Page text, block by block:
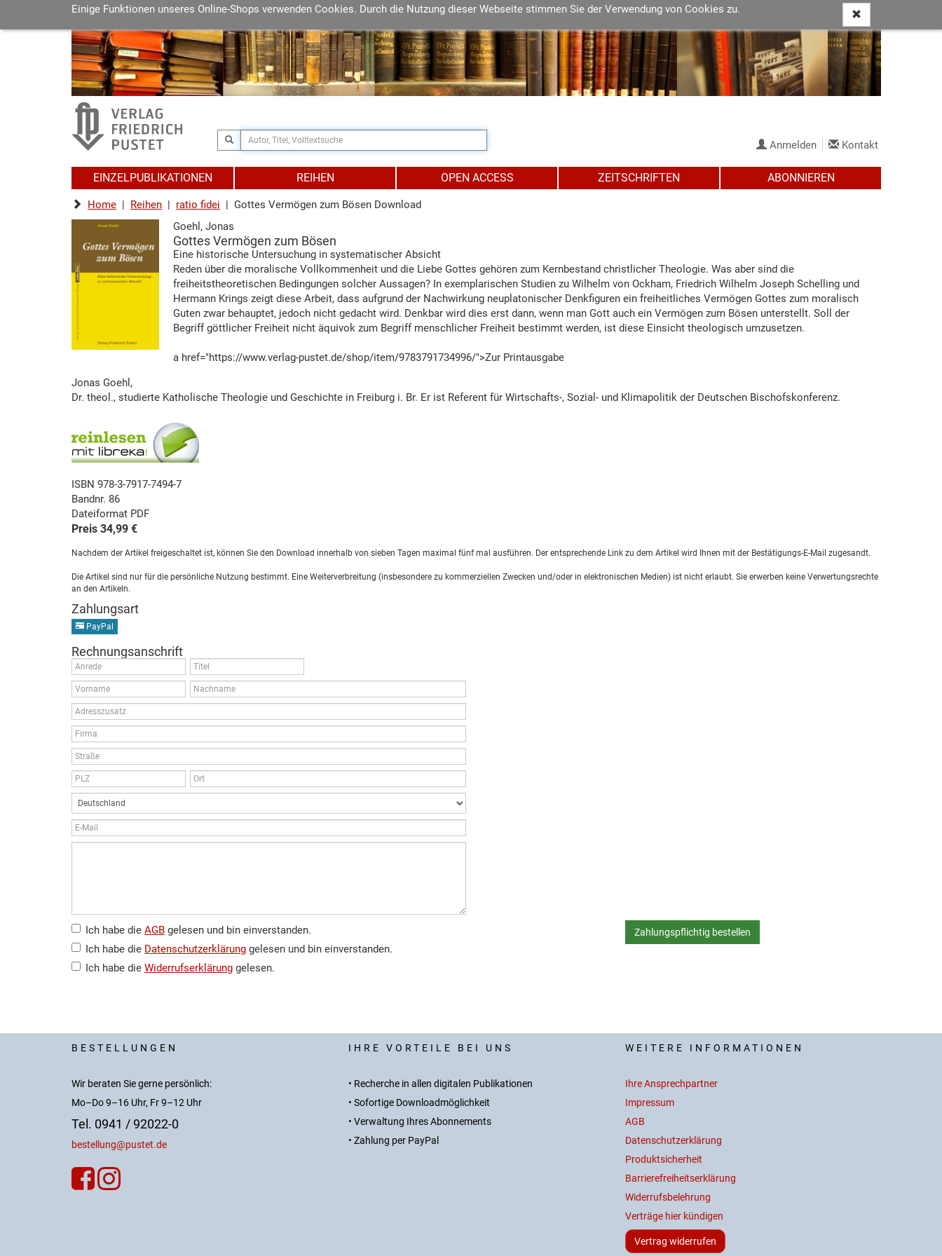
Einige Funktionen unseres Online-Shops verwenden Cookies. Durch die Nutzung dieser Webseite stimmen Sie der Verwendung von Cookies zu.
Anmelden Kontakt
EINZELPUBLIKATIONEN REIHEN OPEN ACCESS ZEITSCHRIFTEN ABONNIEREN
Home | Reihen | ratio fidei | Gottes Vermögen zum Bösen Download
Goehl, Jonas
Gottes Vermögen zum Bösen
Eine historische Untersuchung in systematischer Absicht
Reden über die moralische Vollkommenheit und die Liebe Gottes gehören zum Kernbestand christlicher Theologie. Was aber sind die
freiheitstheoretischen Bedingungen solcher Aussagen? In exemplarischen Studien zu Wilhelm von Ockham, Friedrich Wilhelm Joseph Schelling und
Hermann Krings zeigt diese Arbeit, dass aufgrund der Nachwirkung neuplatonischer Denkfiguren ein freiheitliches Vermögen Gottes zum moralisch
Guten zwar behauptet, jedoch nicht gedacht wird. Denkbar wird dies erst dann, wenn man Gott auch ein Vermögen zum Bösen unterstellt. Soll der
Begriff göttlicher Freiheit nicht äquivok zum Begriff menschlicher Freiheit bestimmt werden, ist diese Einsicht theologisch umzusetzen.
a href="https://www.verlag-pustet.de/shop/item/9783791734996/">Zur Printausgabe
Jonas Goehl,
Dr. theol., studierte Katholische Theologie und Geschichte in Freiburg i. Br. Er ist Referent für Wirtschafts-, Sozial- und Klimapolitik der Deutschen Bischofskonferenz.
ISBN 978-3-7917-7494-7
Bandnr. 86
Dateiformat PDF
Preis 34,99 €
Nachdem der Artikel freigeschaltet ist, können Sie den Download innerhalb von sieben Tagen maximal fünf mal ausführen. Der entsprechende Link zu dem Artikel wird Ihnen mit der Bestätigungs-E-Mail zugesandt.
Die Artikel sind nur für die persönliche Nutzung bestimmt. Eine Weiterverbreitung (insbesondere zu kommerziellen Zwecken und/oder in elektronischen Medien) ist nicht erlaubt. Sie erwerben keine Verwertungsrechte
an den Artikeln.
Zahlungsart
PayPal
Rechnungsanschrift
Ich habe die AGB gelesen und bin einverstanden.
Ich habe die Datenschutzerklärung gelesen und bin einverstanden.
Ich habe die Widerrufserklärung gelesen.
BESTELLUNGEN
Wir beraten Sie gerne persönlich:
Mo–Do 9–16 Uhr, Fr 9–12 Uhr
Tel. 0941 / 92022-0
bestellung@pustet.de

IHRE VORTEILE BEI UNS
• Recherche in allen digitalen Publikationen
• Sofortige Downloadmöglichkeit
• Verwaltung Ihres Abonnements
• Zahlung per PayPal
WEITERE INFORMATIONEN
Ihre Ansprechpartner
Impressum
AGB
Datenschutzerklärung
Produktsicherheit
Barrierefreiheitserklärung
Widerrufsbelehrung
Verträge hier kündigen
Vertrag widerrufen